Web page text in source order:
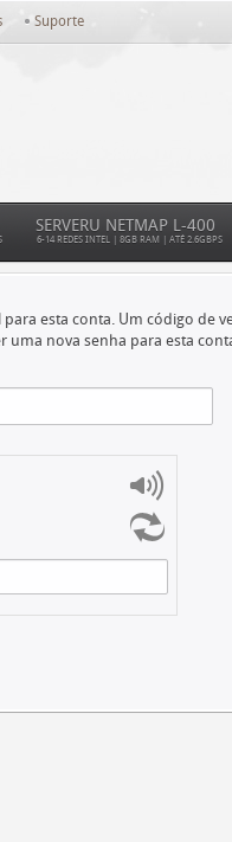
Suporte
SERVERU NETMAP L-400
6-14 REDES INTEL | 8GB RAM | ATÉ 2.6GBPS
esta conta. Um código de
uma nova senha para esta